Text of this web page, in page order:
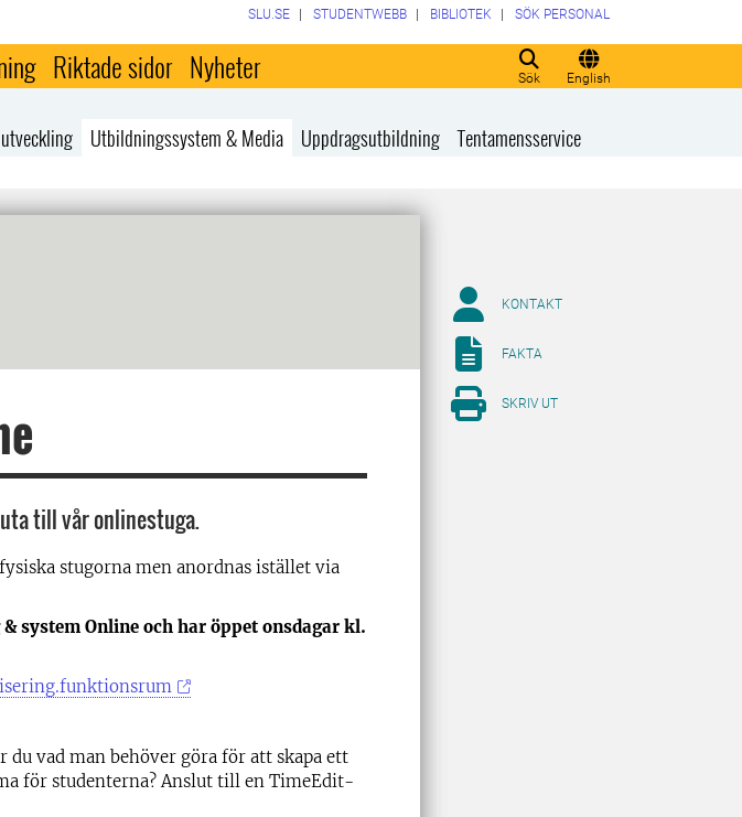
Sök English
SLU.SE STUDENTWEBB BIBLIOTEK SÖK PERSONAL
Riktade sidor Nyheter
Utbildningssystem & Media Uppdragsutbildning Tentamensservice
till vår onlinestuga.
stugorna men anordnas istället via
system Online och har öppet onsdagar kl.
vad man behöver göra för att skapa ett
för studenterna? Anslut till en TimeEdit-
KONTAKT
FAKTA
SKRIV UT